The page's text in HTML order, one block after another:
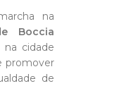
na
Boccia
na cidade
promover
de